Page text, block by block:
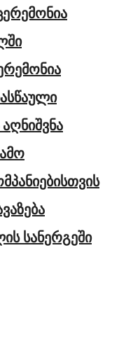
სანერგეში